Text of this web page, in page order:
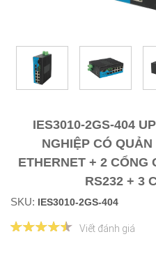
IES3010-2GS-404
NGHIỆP CÓ
ETHERNET + 2 CỔNG
RS232 + 3
SKU: IES3010-2GS-404
Viết đánh giá